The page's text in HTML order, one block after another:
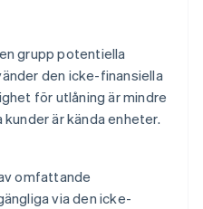
grupp potentiella
den icke-finansiella
för utlåning är mindre
är kända enheter.
omfattande
via den icke-